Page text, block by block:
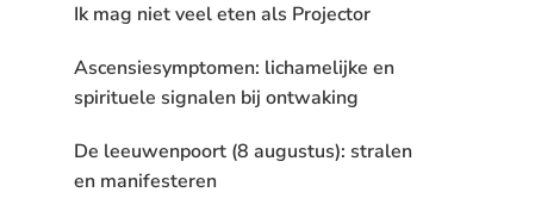
Ik mag niet veel eten als Projector
Ascensiesymptomen: lichamelijke en
spirituele signalen bij ontwaking
De leeuwenpoort (8 augustus): stralen
en manifesteren